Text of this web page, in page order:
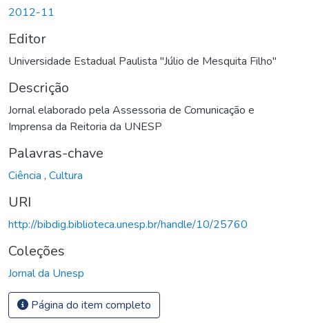
2012-11
Editor
Universidade Estadual Paulista "Júlio de Mesquita Filho"
Descrição
Jornal elaborado pela Assessoria de Comunicação e
Imprensa da Reitoria da UNESP
Palavras-chave
Ciência , Cultura
URI
http://bibdig.biblioteca.unesp.br/handle/10/25760
Coleções
Jornal da Unesp
Página do item completo